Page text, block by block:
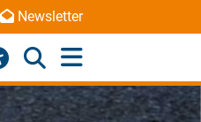
Newsletter